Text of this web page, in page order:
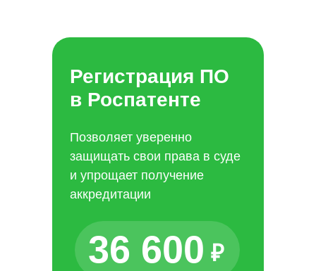
Регистрация ПО
в Роспатенте
Позволяет уверенно
защищать свои права в суде
и упрощает получение
аккредитации
36 600 ₽